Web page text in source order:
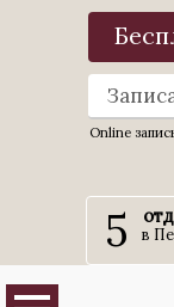
Online
5 в